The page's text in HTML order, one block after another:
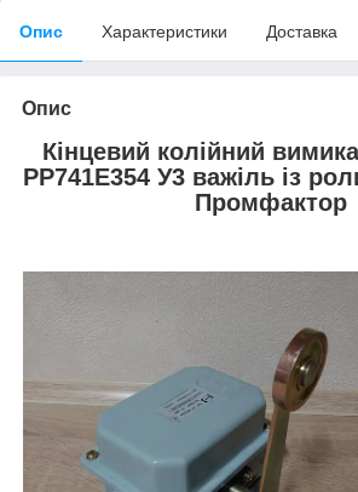
Опис Характеристики Доставка
Опис
Кінцевий колійний
PP741Е354 У3 важіль із
Промфактор